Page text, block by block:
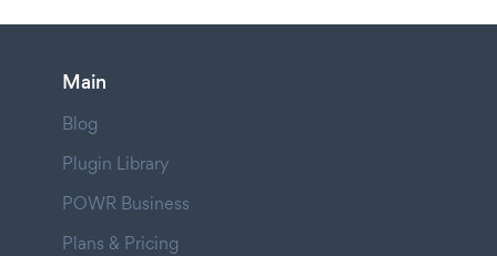
Main
Blog
Plugin Library
POWR Business
Plans & Pricing